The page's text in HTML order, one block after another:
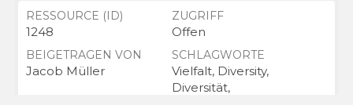
RESSOURCE (ID)
1248
ZUGRIFF
Offen
BEIGETRAGEN VON
Jacob Müller
SCHLAGWORTE
Vielfalt, Diversity,
Diversität,